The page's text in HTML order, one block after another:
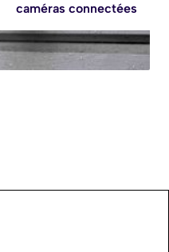
caméras connectées